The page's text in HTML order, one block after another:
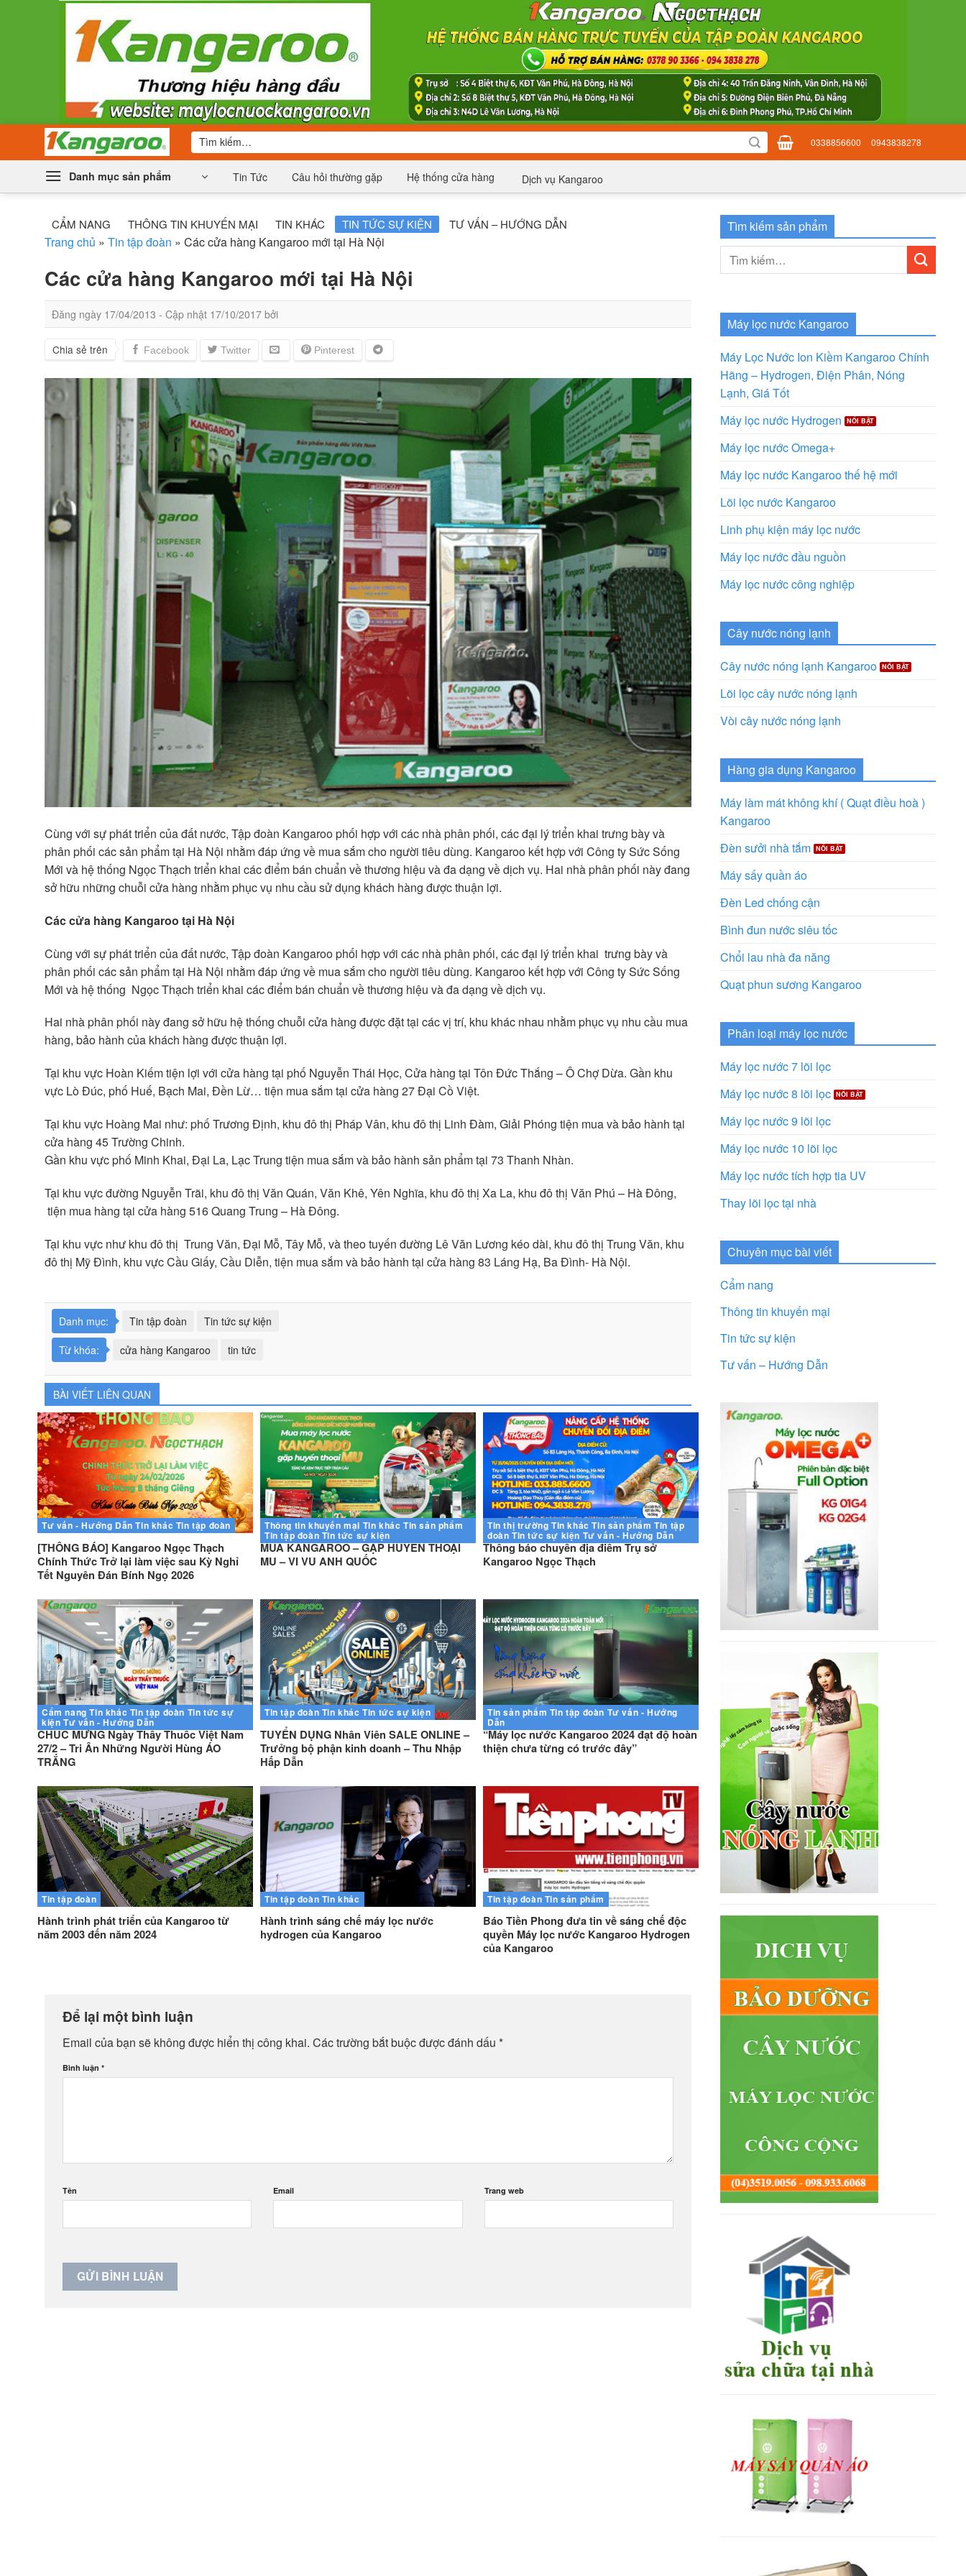
Tìm
kiếm:
0338856600 0943838278
Danh mục sản phẩm Tin Tức Câu hỏi thường gặp Hệ thống cửa hàng Dịch vụ Kangaroo
CẨM NANG THÔNG TIN KHUYẾN MẠI TIN KHÁC TIN TỨC SỰ KIỆN TƯ VẤN – HƯỚNG DẪN
Trang chủ » Tin tập đoàn » Các cửa hàng Kangaroo mới tại Hà Nội
Các cửa hàng Kangaroo mới tại Hà Nội
Đăng ngày 17/04/2013 - Cập nhật 17/10/2017 bởi
Chia sẻ trên
Cùng với sự phát triển của đất nước, Tập đoàn Kangaroo phối hợp với các nhà phân phối, các đại lý triển khai trưng bày và
phân phối các sản phẩm tại Hà Nội nhằm đáp ứng về mua sắm cho người tiêu dùng. Kangaroo kết hợp với Công ty Sức Sống
Mới và hệ thống Ngọc Thạch triển khai các điểm bán chuẩn về thương hiệu và đa dạng về dịch vụ. Hai nhà phân phối này đang
sở hữu những chuỗi cửa hàng nhằm phục vụ nhu cầu sử dụng khách hàng được thuận lợi.
Các cửa hàng Kangaroo tại Hà Nội
Cùng với sự phát triển của đất nước, Tập đoàn Kangaroo phối hợp với các nhà phân phối, các đại lý triển khai trưng bày và
phân phối các sản phẩm tại Hà Nội nhằm đáp ứng về mua sắm cho người tiêu dùng. Kangaroo kết hợp với Công ty Sức Sống
Mới và hệ thống Ngọc Thạch triển khai các điểm bán chuẩn về thương hiệu và đa dạng về dịch vụ.
Hai nhà phân phối này đang sở hữu hệ thống chuỗi cửa hàng được đặt tại các vị trí, khu khác nhau nhằm phục vụ nhu cầu mua
hàng, bảo hành của khách hàng được thuận lợi.
Tại khu vực Hoàn Kiếm tiện lợi với cửa hàng tại phố Nguyễn Thái Học, Cửa hàng tại Tôn Đức Thắng – Ô Chợ Dừa. Gần khu
vực Lò Đúc, phố Huế, Bạch Mai, Đền Lừ… tiện mua sắm tại cửa hàng 27 Đại Cồ Việt.
Tại khu vực Hoàng Mai như: phố Trương Định, khu đô thị Pháp Vân, khu đô thị Linh Đàm, Giải Phóng tiện mua và bảo hành tại
cửa hàng 45 Trường Chinh.
Gần khu vực phố Minh Khai, Đại La, Lạc Trung tiện mua sắm và bảo hành sản phẩm tại 73 Thanh Nhàn.
Tại khu vực đường Nguyễn Trãi, khu đô thị Văn Quán, Văn Khê, Yên Nghĩa, khu đô thị Xa La, khu đô thị Văn Phú – Hà Đông,
tiện mua hàng tại cửa hàng 516 Quang Trung – Hà Đông.
Tại khu vực như khu đô thị Trung Văn, Đại Mỗ, Tây Mỗ, và theo tuyến đường Lê Văn Lương kéo dài, khu đô thị Trung Văn, khu
đô thị Mỹ Đình, khu vực Cầu Giấy, Cầu Diễn, tiện mua sắm và bảo hành tại cửa hàng 83 Láng Hạ, Ba Đình- Hà Nội.
Danh mục: Tin tập đoàn
Tin tức sự kiện
Từ khóa:
cửa hàng Kangaroo tin tức
BÀI VIẾT LIÊN QUAN
Tư vấn - Hướng Dẫn Tin khác Tin tập đoàn
[THÔNG BÁO] Kangaroo Ngọc Thạch
Chính Thức Trở lại làm việc sau Kỳ Nghỉ
Tết Nguyên Đán Bính Ngọ 2026
Thông tin khuyến mại Tin khác Tin sản phẩm
Tin tập đoàn Tin tức sự kiện
MUA KANGAROO – GẶP HUYỀN THOẠI
MU – VI VU ANH QUỐC
Tin thị trường Tin khác Tin sản phẩm Tin tập
đoàn Tin tức sự kiện Tư vấn - Hướng Dẫn
Thông báo chuyển địa điểm Trụ sở
Kangaroo Ngọc Thạch
Cẩm nang Tin khác Tin tập đoàn Tin tức sự
kiện Tư vấn - Hướng Dẫn
CHÚC MỪNG Ngày Thầy Thuốc Việt Nam
27/2 – Tri Ân Những Người Hùng ÁO
TRẮNG
Tin tập đoàn Tin khác Tin tức sự kiện
TUYỂN DỤNG Nhân Viên SALE ONLINE –
Trưởng bộ phận kinh doanh – Thu Nhập
Hấp Dẫn
Tin sản phẩm Tin tập đoàn Tư vấn - Hướng
Dẫn
“Máy lọc nước Kangaroo 2024 đạt độ hoàn
thiện chưa từng có trước đây”
Tin tập đoàn
Hành trình phát triển của Kangaroo từ
năm 2003 đến năm 2024
Tin tập đoàn Tin khác
Hành trình sáng chế máy lọc nước
hydrogen của Kangaroo
Tin tập đoàn Tin sản phẩm
Báo Tiền Phong đưa tin về sáng chế độc
quyền Máy lọc nước Kangaroo Hydrogen
của Kangaroo
Để lại một bình luận
Email của bạn sẽ không được hiển thị công khai. Các trường bắt buộc được đánh dấu *
Bình luận *
Tên Email Trang web
Tìm kiếm sản phẩm
kiếm:
Máy lọc nước Kangaroo
Máy Lọc Nước Ion Kiềm Kangaroo Chính
Hãng – Hydrogen, Điện Phân, Nóng
Lạnh, Giá Tốt
Máy lọc nước Hydrogen
Máy lọc nước Omega+
Máy lọc nước Kangaroo thế hệ mới
Lõi lọc nước Kangaroo
Linh phụ kiện máy lọc nước
Máy lọc nước đầu nguồn
Máy lọc nước công nghiệp
Cây nước nóng lạnh
Cây nước nóng lạnh Kangaroo
Lõi lọc cây nước nóng lạnh
Vòi cây nước nóng lạnh
Hàng gia dụng Kangaroo
Máy làm mát không khí ( Quạt điều hoà )
Kangaroo
Đèn sưởi nhà tắm
Máy sấy quần áo
Đèn Led chống cận
Bình đun nước siêu tốc
Chổi lau nhà đa năng
Quạt phun sương Kangaroo
Phân loại máy lọc nước
Máy lọc nước 7 lõi lọc
Máy lọc nước 8 lõi lọc
Máy lọc nước 9 lõi lọc
Máy lọc nước 10 lõi lọc
Máy lọc nước tích hợp tia UV
Thay lõi lọc tại nhà
Chuyên mục bài viết
Cẩm nang
Thông tin khuyến mại
Tin tức sự kiện
Tư vấn – Hướng Dẫn